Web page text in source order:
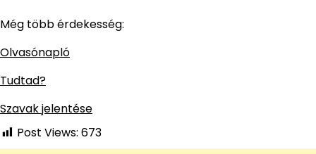
Még több érdekesség:
Olvasónapló
Tudtad?
Szavak jelentése
Post Views: 673